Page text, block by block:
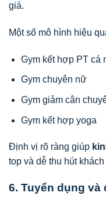
giá.
Một số mô hình hiệu
Gym kết hợp PT cá
Gym chuyên nữ
Gym giảm cân
Gym kết hợp yoga
Định vị rõ ràng giúp
top và dễ thu hút
6. Tuyển dụng và